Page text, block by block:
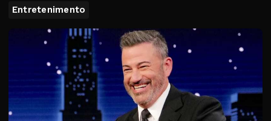
Entretenimento